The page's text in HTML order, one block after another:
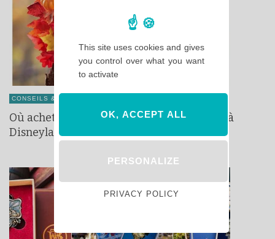
CONSEILS & ASTUCES
Où acheter la collection d’Halloween 2025 à
Disneyland Paris ?
This site uses cookies and gives
you control over what you want
to activate
OK, ACCEPT ALL
PERSONALIZE
PRIVACY POLICY